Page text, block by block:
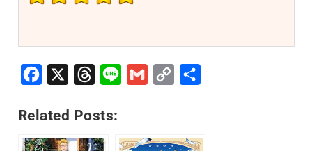
Facebook Threads
Line Gmail
Copy
Related Posts: